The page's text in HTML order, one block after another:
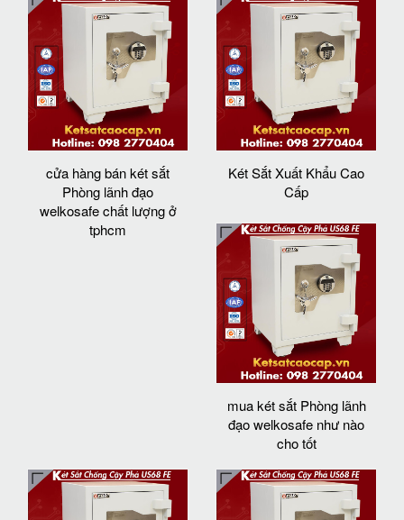
cửa hàng bán két sắt
Phòng lãnh đạo
welkosafe chất lượng ở
tphcm
Két Sắt Xuất Khẩu Cao
Cấp
mua két sắt Phòng lãnh
đạo welkosafe như nào
cho tốt